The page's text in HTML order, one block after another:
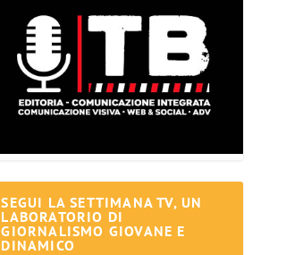
SEGUI LA SETTIMANA TV, UN
LABORATORIO DI
GIORNALISMO GIOVANE E
DINAMICO